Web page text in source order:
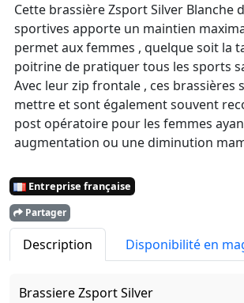
Cette brassière Zsport Silver Blanche
sportives apporte un maintien
permet aux femmes , quelque soit la
poitrine de pratiquer tous les sports
Avec leur zip frontale , ces brassières
mettre et sont également souvent
post opératoire pour les femmes
augmentation ou une diminution
Entreprise française
Partager
Description Disponibilité en
Brassiere Zsport Silver